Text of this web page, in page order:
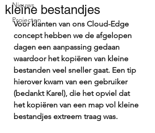
Nieuws
Projecten
kleine bestandjes
Voor klanten van ons Cloud-Edge
concept hebben we de afgelopen
dagen een aanpassing gedaan
waardoor het kopiëren van kleine
bestanden veel sneller gaat. Een tip
hierover kwam van een gebruiker
(bedankt Karel), die het opviel dat
het kopiëren van een map vol kleine
bestandjes extreem traag was.